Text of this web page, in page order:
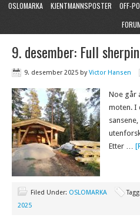
OSLOMARKA KJENTMANNSPOSTER OFF-
9. desember: Full
9. desember 2025 byVictor Hansen
Noe går
moten. I
Etter …
Filed Under: OSLOMARKA
2025